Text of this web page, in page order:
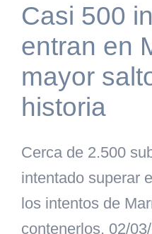
Casi 500
entran en
mayor
historia
Cerca de 2.500
intentado superar
los intentos de
contenerlos. 02/